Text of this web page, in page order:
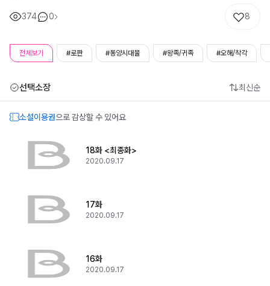
374 0 8
전체보기 #로판 #동양시대물 #왕족/귀족 #오해/착각
선택소장 최신순
소설이용권으로 감상할 수 있어요
18화 <최종화>
2020.09.17
17화
2020.09.17
16화
2020.09.17